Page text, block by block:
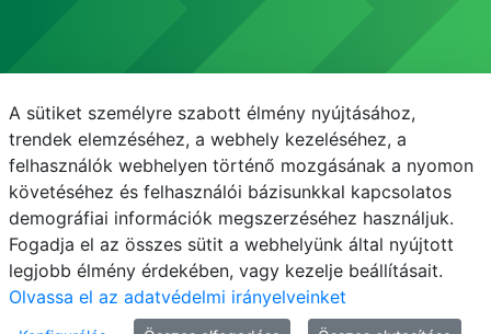
E-mail Telefonkönyv NEPTUN E-learning
A sütiket személyre szabott élmény nyújtásához,
trendek elemzéséhez, a webhely kezeléséhez, a
felhasználók webhelyen történő mozgásának a nyomon
követéséhez és felhasználói bázisunkkal kapcsolatos
demográfiai információk megszerzéséhez használjuk.
Fogadja el az összes sütit a webhelyünk által nyújtott
legjobb élmény érdekében, vagy kezelje beállításait.
Olvassa el az adatvédelmi irányelveinket